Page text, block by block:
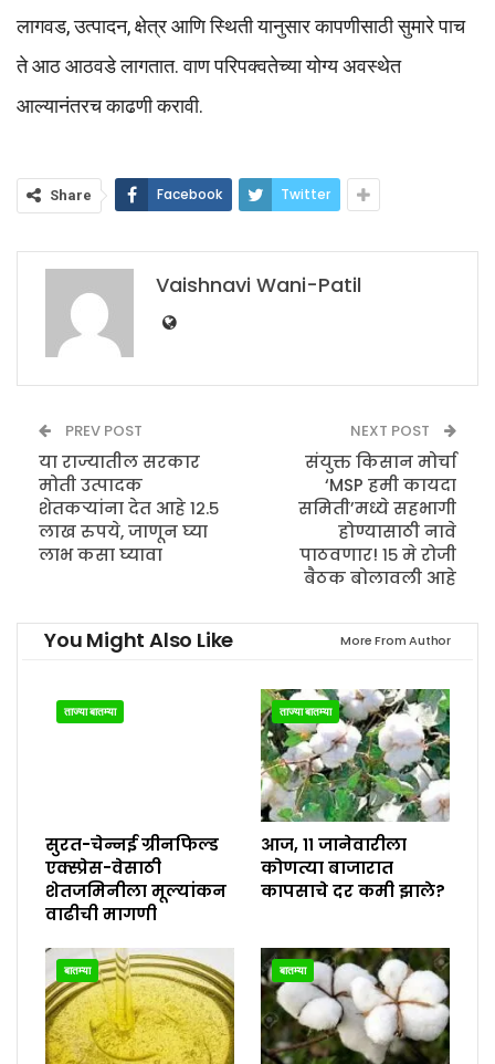
लागवड, उत्पादन, क्षेत्र आणि स्थिती यानुसार कापणीसाठी सुमारे पाच
ते आठ आठवडे लागतात. वाण परिपक्वतेच्या योग्य अवस्थेत
आल्यानंतरच काढणी करावी.
Share Facebook Twitter
Vaishnavi Wani-Patil
PREV POST
या राज्यातील सरकार
मोती उत्पादक
शेतकऱ्यांना देत आहे १२.५
लाख रुपये, जाणून घ्या
लाभ कसा घ्यावा
NEXT POST
संयुक्त किसान मोर्चा
‘MSP हमी कायदा
समिती’मध्ये सहभागी
होण्यासाठी नावे
पाठवणार! १५ मे रोजी
बैठक बोलावली आहे
You Might Also Like More From Author
ताज्या बातम्या
सुरत-चेन्नई ग्रीनफिल्ड
एक्स्प्रेस-वेसाठी
शेतजमिनीला मूल्यांकन
वाढीची मागणी
ताज्या बातम्या
आज, ११ जानेवारीला
कोणत्या बाजारात
कापसाचे दर कमी झाले?
बातम्या बातम्या